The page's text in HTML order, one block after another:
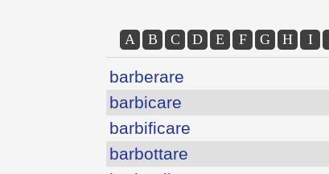
A B C D E F G H I
barberare
barbicare
barbificare
barbottare